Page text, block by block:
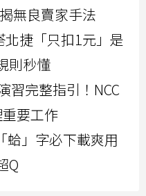
無良賣家手法
北捷「只扣1元」是
則秒懂
習完整指引！NCC
要工作
蛤」字必下載爽用
Q